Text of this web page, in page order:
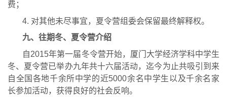
费；
4. 对其他未尽事宜， 夏令营组委会保留最终解释权。
九、往期冬、夏令营介绍
自2015年第一届冬令营开始，厦门大学经济学科中学生
冬、夏令营已举办九年共十六届活动，迄今为止共吸引到 来
自全国各地千余所中学的近5000余名中学生以及千余名家
长参加活动，获得良好的社会反响。